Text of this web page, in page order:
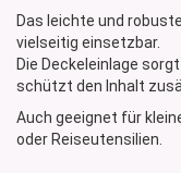
Das leichte und
vielseitig einsetzbar.
Die Deckeleinlage
schützt den Inhalt
Auch geeignet für
oder Reiseutensilien.